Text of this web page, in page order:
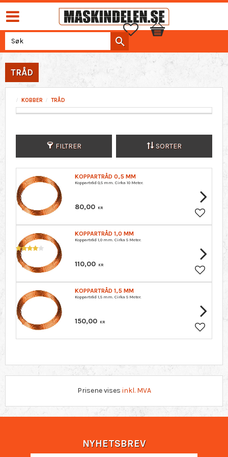
Favoritter
Handlekurv
TRÅD
KOBBER TRÅD
FILTRER SORTER
KOPPARTRÅD 0,5 MM
Koppartråd 0,5 mm. Cirka 10 Meter.
80,00 KR
Lagre
KOPPARTRÅD 1,0 MM
Koppartråd 1,0 mm. Cirka 5 Meter.
110,00 KR
Lagre
KOPPARTRÅD 1,5 MM
Koppartråd 1,5 mm. Cirka 5 Meter.
150,00 KR
Lagre
Prisene vises inkl. MVA
NYHETSBREV